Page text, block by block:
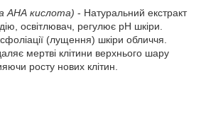
АНА кислота) - Натуральний екстракт
освітлювач, регулює рН шкіри.
(лущення) шкіри обличчя.
мертві клітини верхнього шару
росту нових клітин.